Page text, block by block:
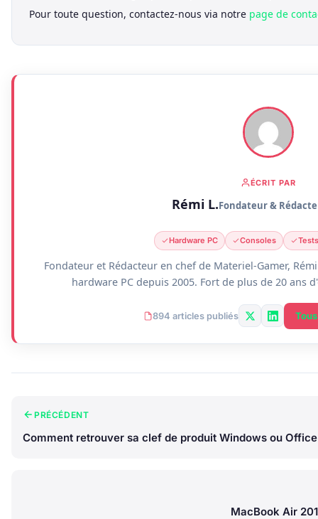
Pour toute question, contactez-nous via notre page de
ÉCRIT PAR
Rémi L.Fondateur &
Hardware PC Consoles
Fondateur et Rédacteur en chef de Materiel-Gamer,
hardware PC depuis 2005. Fort de plus de 20 ans
894 articles publiés
PRÉCÉDENT
Comment retrouver sa clef de produit Windows ou Office
MacBook Air